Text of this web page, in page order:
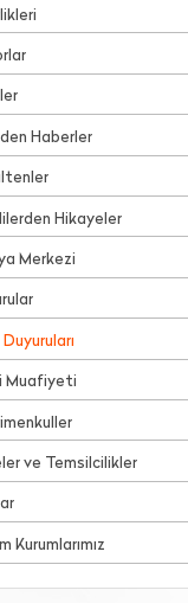
Haberler
Hikayeler
Merkezi
Duyuruları
Muafiyeti
ve Temsilcilikler
Kurumlarımız